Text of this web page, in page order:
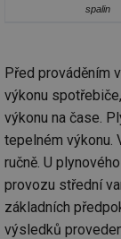
spalin
Před prováděním
výkonu
výkonu na čase.
tepelném výkonu.
ručně. U
provozu střední
základních
výsledků